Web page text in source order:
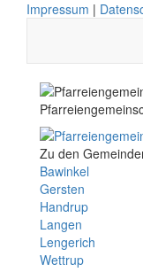
Impressum |
Zu den
Bawinkel
Gersten
Handrup
Langen
Lengerich
Wettrup